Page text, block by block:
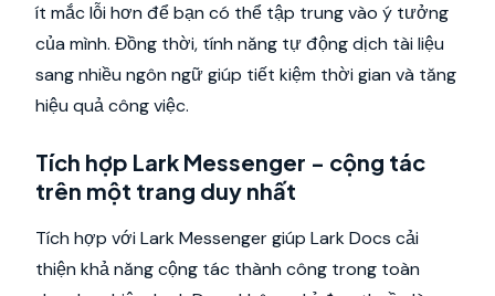
ít mắc lỗi hơn để bạn có thể tập trung vào ý tưởng
của mình. Đồng thời, tính năng tự động dịch tài liệu
sang nhiều ngôn ngữ giúp tiết kiệm thời gian và tăng
hiệu quả công việc.
Tích hợp Lark Messenger - cộng tác
trên một trang duy nhất
Tích hợp với Lark Messenger giúp Lark Docs cải
thiện khả năng cộng tác thành công trong toàn